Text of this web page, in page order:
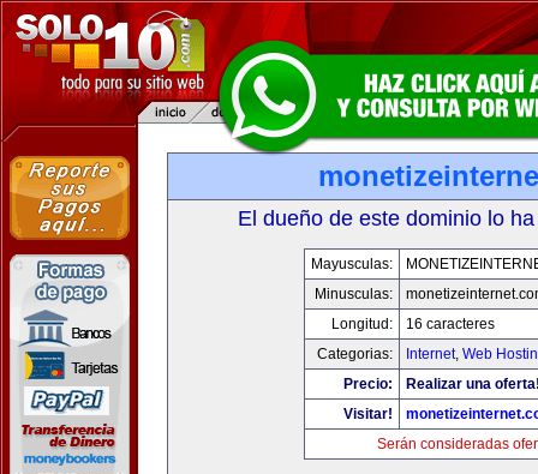
El dueño de este dominio lo
Mayusculas:
Minusculas:
Longitud:
16 caracteres
Categorias:
Internet, Web
Precio:
Realizar una
Visitar!
Serán consideradas